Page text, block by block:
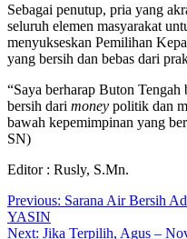
Sebagai penutup, pria yang
seluruh elemen masyarakat
menyukseskan Pemilihan
yang bersih dan bebas dari
“Saya berharap Buton
bersih dari money politik dan
bawah kepemimpinan yang
SN)
Editor : Rusly, S.Mn.
Navigasi
pos
Previous: Sarana Air Bersih
YASIN
Next: Jika Terpilih, Agus –